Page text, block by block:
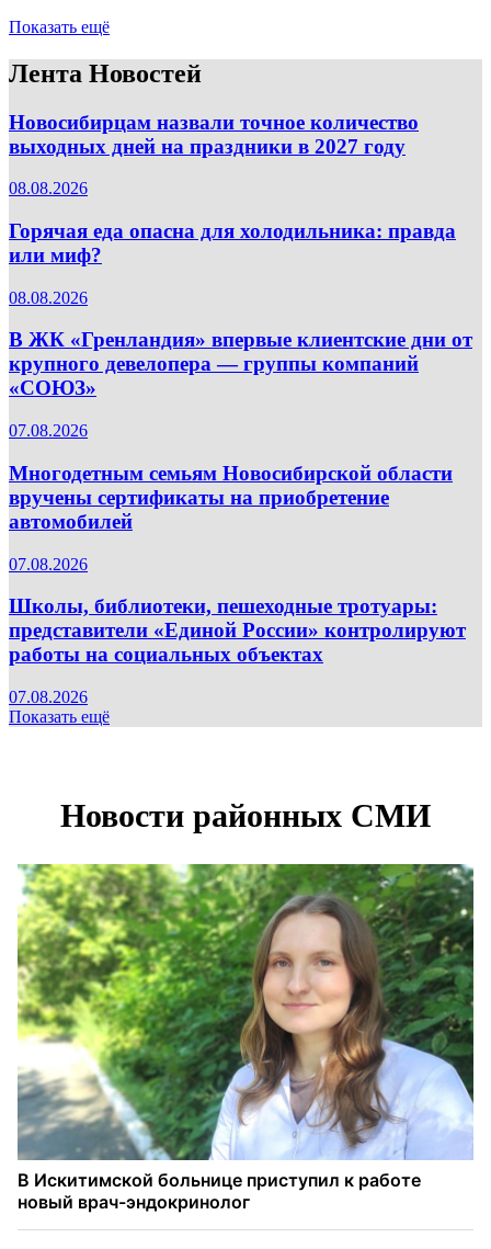
Показать ещё
Лента Новостей
Новосибирцам назвали точное количество
выходных дней на праздники в 2027 году
08.08.2026
Горячая еда опасна для холодильника: правда
или миф?
08.08.2026
В ЖК «Гренландия» впервые клиентские дни от
крупного девелопера — группы компаний
«СОЮЗ»
07.08.2026
Многодетным семьям Новосибирской области
вручены сертификаты на приобретение
автомобилей
07.08.2026
Школы, библиотеки, пешеходные тротуары:
представители «Единой России» контролируют
работы на социальных объектах
07.08.2026
Показать ещё